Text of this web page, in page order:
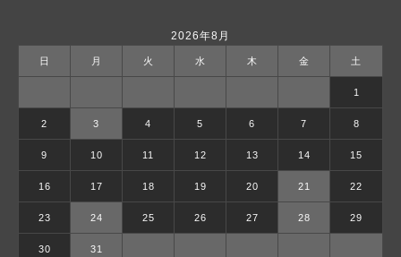
2026年8月
日 月 火 水 木 金 土
1
2 3 4 5 6 7 8
9 10 11 12 13 14 15
16 17 18 19 20 21 22
23 24 25 26 27 28 29
30 31